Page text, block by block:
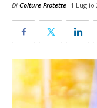
Di Colture Protette 1 Luglio